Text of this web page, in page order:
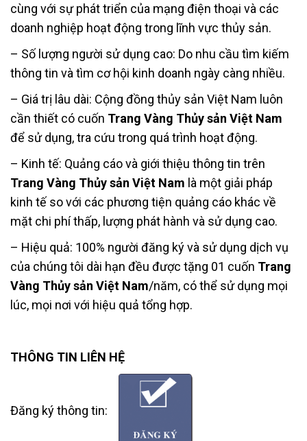
cùng với sự phát triển của mạng điện thoại và các
doanh nghiệp hoạt động trong lĩnh vực thủy sản.
– Số lượng người sử dụng cao: Do nhu cầu tìm kiếm
thông tin và tìm cơ hội kinh doanh ngày càng nhiều.
– Giá trị lâu dài: Cộng đồng thủy sản Việt Nam luôn
cần thiết có cuốn Trang Vàng Thủy sản Việt Nam
để sử dụng, tra cứu trong quá trình hoạt động.
– Kinh tế: Quảng cáo và giới thiệu thông tin trên
Trang Vàng Thủy sản Việt Nam là một giải pháp
kinh tế so với các phương tiện quảng cáo khác về
mặt chi phí thấp, lượng phát hành và sử dụng cao.
– Hiệu quả: 100% người đăng ký và sử dụng dịch vụ
của chúng tôi dài hạn đều được tặng 01 cuốn Trang
Vàng Thủy sản Việt Nam/năm, có thể sử dụng mọi
lúc, mọi nơi với hiệu quả tổng hợp.
THÔNG TIN LIÊN HỆ
Đăng ký thông tin: